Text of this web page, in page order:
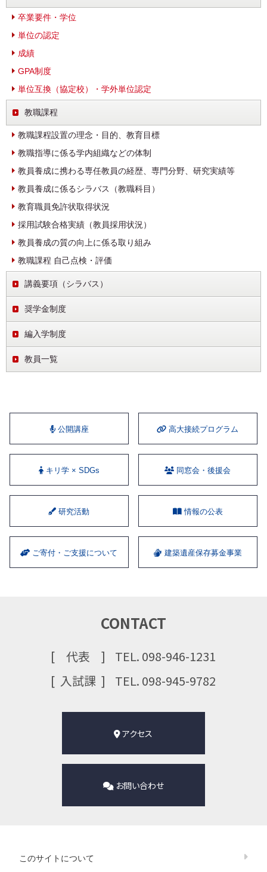
卒業要件・学位
単位の認定
成績
GPA制度
単位互換（協定校）・学外単位認定
教職課程
教職課程設置の理念・目的、教育目標
教職指導に係る学内組織などの体制
教員養成に携わる専任教員の経歴、専門分野、研究実績等
教員養成に係るシラバス（教職科目）
教育職員免許状取得状況
採用試験合格実績（教員採用状況）
教員養成の質の向上に係る取り組み
教職課程 自己点検・評価
講義要項（シラバス）
奨学金制度
編入学制度
教員一覧
公開講座 ⾼⼤接続プログラム
キリ学 × SDGs 同窓会・後援会
研究活動 情報の公表
ご寄付・ご支援について 建築遺産保存募金事業
CONTACT
代表
TEL. 098-946-1231
⼊試課
TEL. 098-945-9782
アクセス
お問い合わせ
このサイトについて